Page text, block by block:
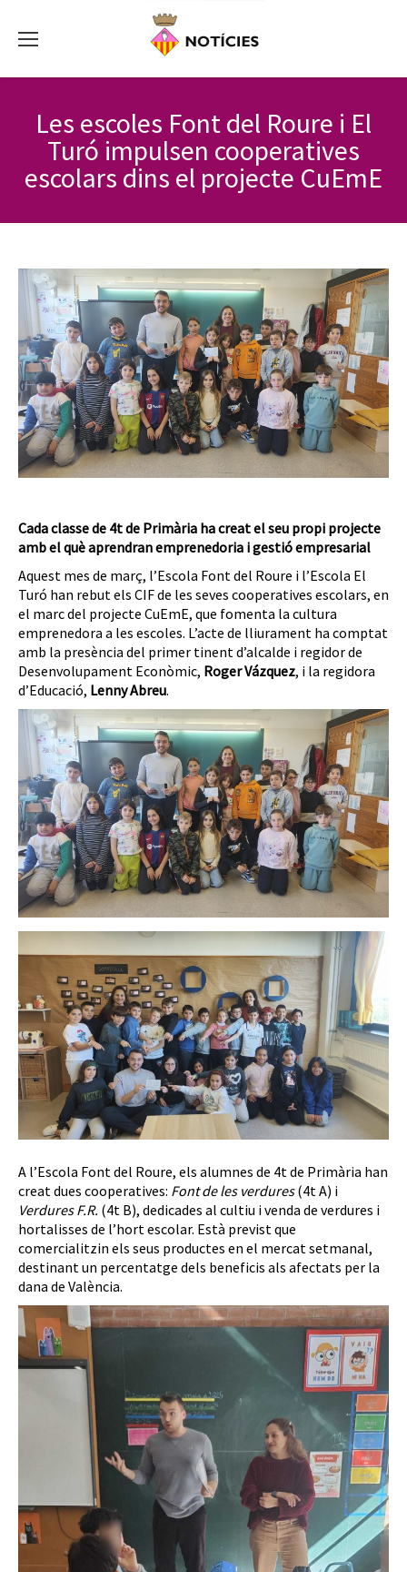
Les escoles Font del Roure i El
Turó impulsen cooperatives
escolars dins el projecte CuEmE
Cada classe de 4t de Primària ha creat el seu propi projecte
amb el què aprendran emprenedoria i gestió empresarial
Aquest mes de març, l’Escola Font del Roure i l’Escola El
Turó han rebut els CIF de les seves cooperatives escolars, en
el marc del projecte CuEmE, que fomenta la cultura
emprenedora a les escoles. L’acte de lliurament ha comptat
amb la presència del primer tinent d’alcalde i regidor de
Desenvolupament Econòmic, Roger Vázquez, i la regidora
d’Educació, Lenny Abreu.
A l’Escola Font del Roure, els alumnes de 4t de Primària han
creat dues cooperatives: Font de les verdures(4t A) i
Verdures F.R. (4t B), dedicades al cultiu i venda de verdures i
hortalisses de l’hort escolar. Està previst que
comercialitzin els seus productes en el mercat setmanal,
destinant un percentatge dels beneficis als afectats per la
dana de València.